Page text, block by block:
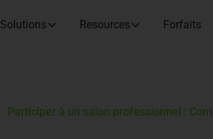
Solutions Resources Forfaits
Participer à un salon professionnel :